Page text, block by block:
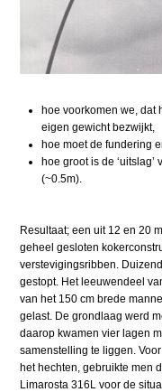
hoe voorkomen we, dat
eigen gewicht bezwijkt,
hoe moet de fundering
hoe groot is de
(~0.5m).
Resultaat; een uit 12 en 20
geheel gesloten
verstevigingsribben.
gestopt. Het leeuwendeel
van het 150 cm brede
gelast. De grondlaag werd
daarop kwamen vier lagen
samenstelling te liggen.
het hechten, gebruikte men
Limarosta 316L voor de